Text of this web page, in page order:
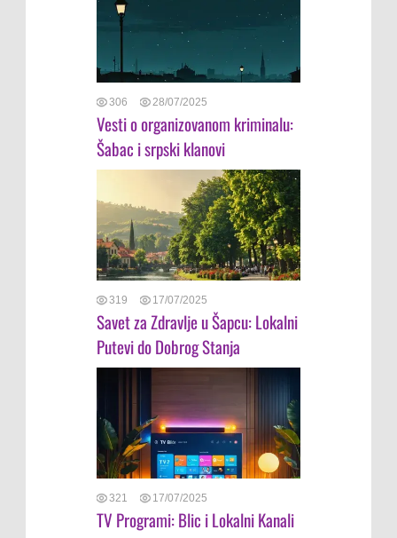
306 28/07/2025
Vesti o organizovanom kriminalu:
Šabac i srpski klanovi
319 17/07/2025
Savet za Zdravlje u Šapcu: Lokalni
Putevi do Dobrog Stanja
321 17/07/2025
TV Programi: Blic i Lokalni Kanali